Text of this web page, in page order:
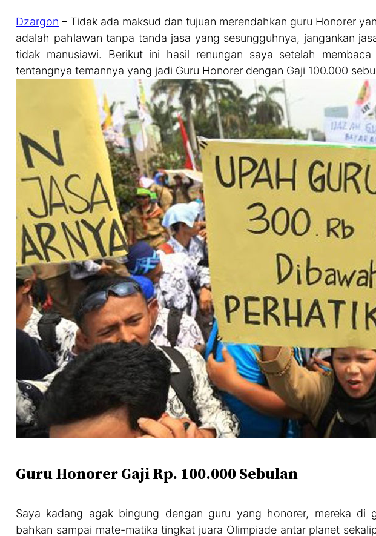
Dzargon – Tidak ada maksud dan tujuan merendahkan guru Honorer
adalah pahlawan tanpa tanda jasa yang sesungguhnya, jangankan
tidak manusiawi. Berikut ini hasil renungan saya setelah
tentangnya temannya yang jadi Guru Honorer dengan Gaji 100.000
Guru Honorer Gaji Rp. 100.000 Sebulan
Saya kadang agak bingung dengan guru yang honorer, mereka di
bahkan sampai mate-matika tingkat juara Olimpiade antar planet